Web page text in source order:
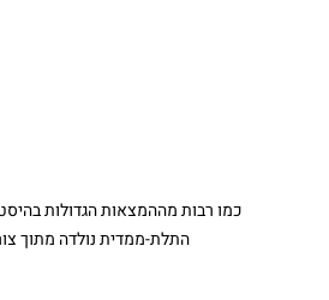
כמו רבות מההמצאות הגדולות
התלת-ממדית נולדה מתוך